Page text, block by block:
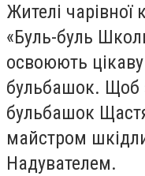
Жителі чарівної
«Буль-буль
освоюють
бульбашок. Щоб
бульбашок
майстром
Надувателем.